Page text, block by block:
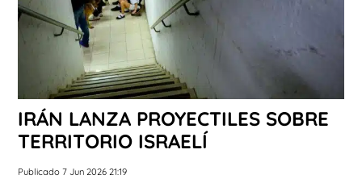
IRÁN LANZA PROYECTILES SOBRE
TERRITORIO ISRAELÍ
Publicado 7 Jun 2026 21:19